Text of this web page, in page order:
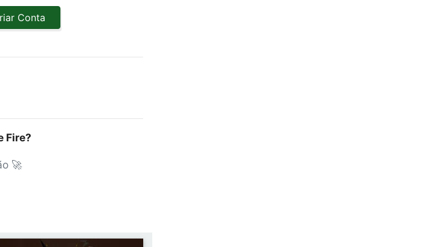
Conta
Fire?
🚀